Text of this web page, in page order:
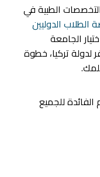
الطبية في
الطلاب الدوليين
الجامعة
لدولة تركيا، خطوة
للجميع